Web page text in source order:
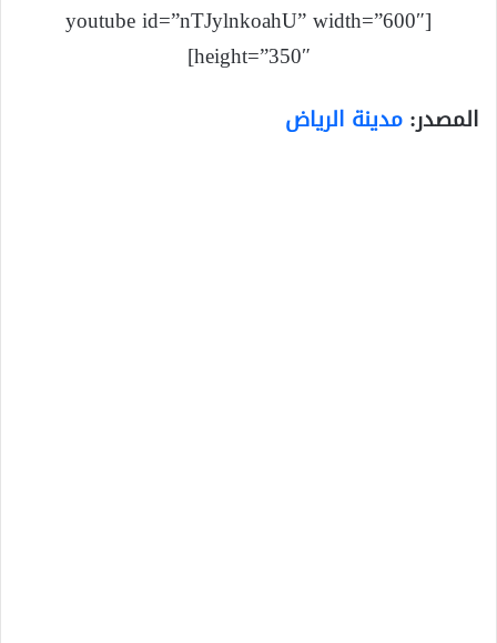
[youtube id=”nTJylnkoahU” width=”600″
height=”350″]
المصدر:مدينة الرياض